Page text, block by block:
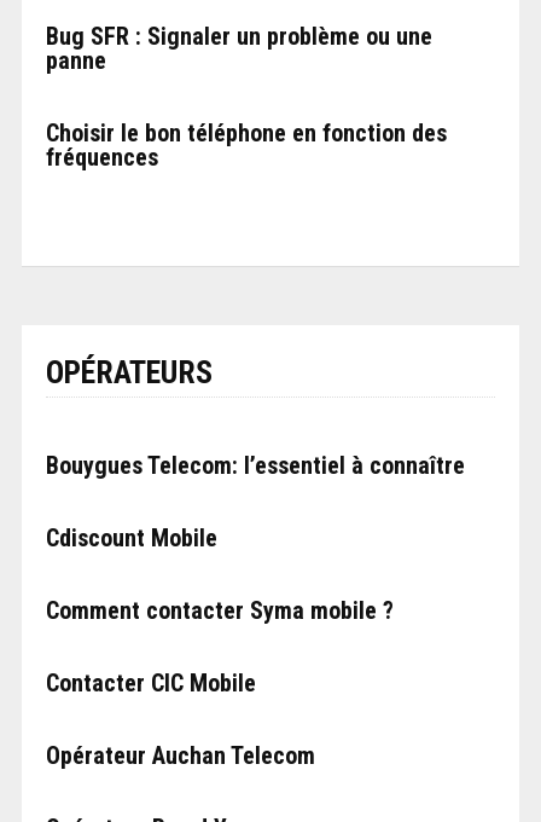
Bug SFR : Signaler un problème ou une
panne
Choisir le bon téléphone en fonction des
fréquences
OPÉRATEURS
Bouygues Telecom: l’essentiel à connaître
Cdiscount Mobile
Comment contacter Syma mobile ?
Contacter CIC Mobile
Opérateur Auchan Telecom